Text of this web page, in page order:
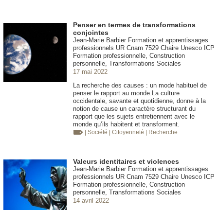
Penser en termes de transformations
conjointes
Jean-Marie Barbier Formation et apprentissages
professionnels UR Cnam 7529 Chaire Unesco ICP
Formation professionnelle, Construction
personnelle, Transformations Sociales
17 mai 2022
La recherche des causes : un mode habituel de
penser le rapport au monde.La culture
occidentale, savante et quotidienne, donne à la
notion de cause un caractère structurant du
rapport que les sujets entretiennent avec le
monde qu’ils habitent et transforment.
| Société | Citoyenneté | Recherche
Valeurs identitaires et violences
Jean-Marie Barbier Formation et apprentissages
professionnels UR Cnam 7529 Chaire Unesco ICP
Formation professionnelle, Construction
personnelle, Transformations Sociales
14 avril 2022